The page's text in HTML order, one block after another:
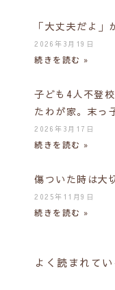
「大丈夫だよ」
2026年3月19日
続きを読む »
子ども4人不登
たわが家。末っ
2026年3月17日
続きを読む »
傷ついた時は大
2025年11月9日
続きを読む »
よく読まれて